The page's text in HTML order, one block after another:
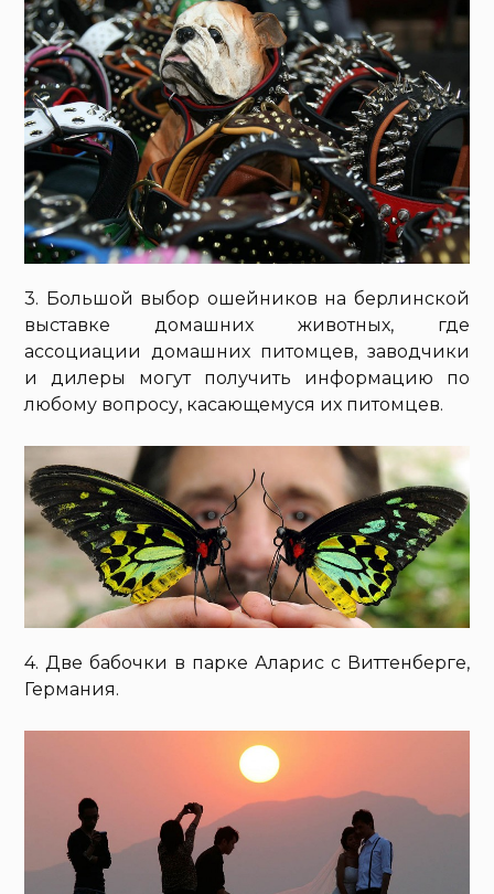
3. Большой выбор ошейников на берлинской
выставке домашних животных, где
ассоциации домашних питомцев, заводчики
и дилеры могут получить информацию по
любому вопросу, касающемуся их питомцев.
4. Две бабочки в парке Аларис с Виттенберге,
Германия.